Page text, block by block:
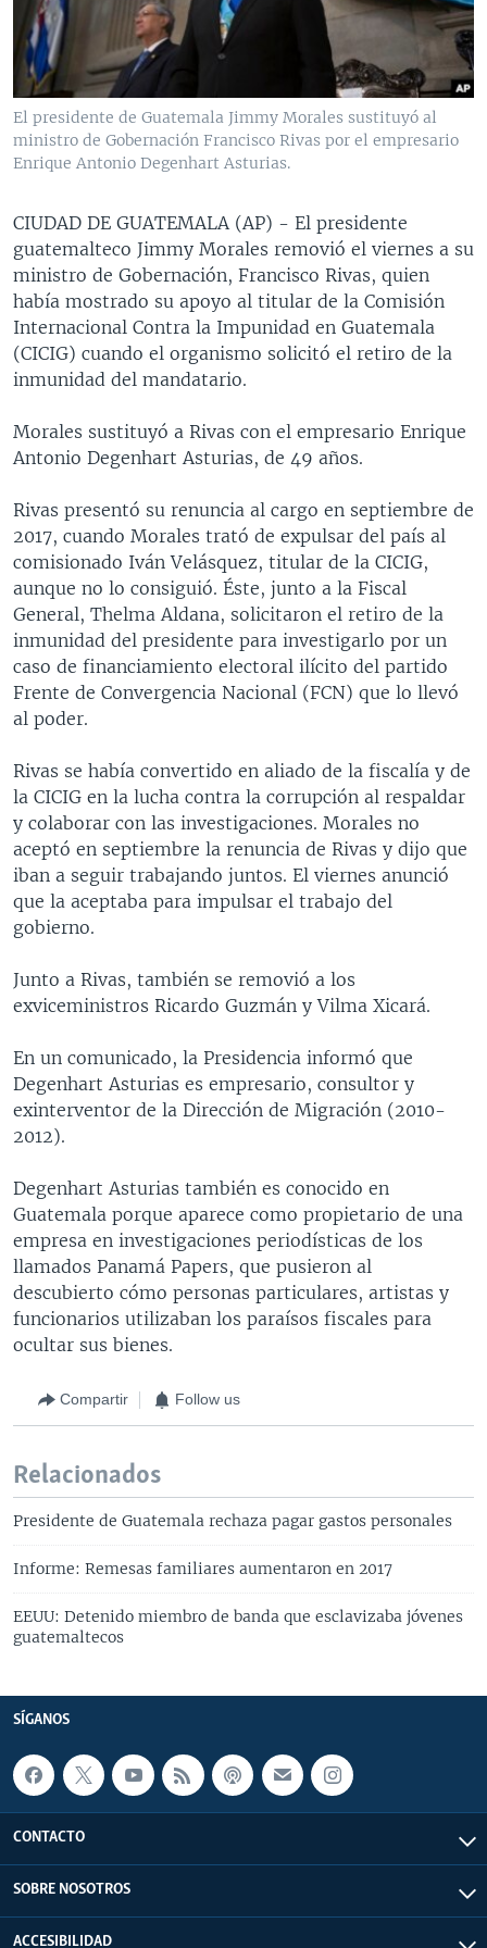
VENEZUELA
BRASIL
NICARAGUA
ECONOMÍA
ENTRETENIMIENTO Y CULTURA
TECNOLOGÍA
DEPORTES
CIENCIA Y SALUD
MULTIMEDIA
VIDEOS
FOTOGRAFÍA
AUDIOS
PROGRAMAS TV
EL MUNDO AL DÍA
FORO INTERAMERICANO
VISIÓN 360
LAS CLAVES
PANORAMA
RADIO
AVANCE INFORMATIVO
AUDIONOTICIAS
BUENOS DÍAS AMÉRICA
ESTADOS UNIDOS AL DÍA
EL MUNDO AL DÍA [RADIO]
FORO [RADIO]
DEPORTIVO INTERNACIONAL
ENTRETENIMIENTO
DIRECT
DOCUMENTALES DE LA VOA
Learning English
SÍGANOS
El presidente de Guatemala Jimmy Morales sustituyó al
ministro de Gobernación Francisco Rivas por el empresario
Enrique Antonio Degenhart Asturias.
CIUDAD DE GUATEMALA (AP) - El presidente
guatemalteco Jimmy Morales removió el viernes a su
ministro de Gobernación, Francisco Rivas, quien
había mostrado su apoyo al titular de la Comisión
Internacional Contra la Impunidad en Guatemala
(CICIG) cuando el organismo solicitó el retiro de la
inmunidad del mandatario.
Morales sustituyó a Rivas con el empresario Enrique
Antonio Degenhart Asturias, de 49 años.
Rivas presentó su renuncia al cargo en septiembre de
2017, cuando Morales trató de expulsar del país al
comisionado Iván Velásquez, titular de la CICIG,
aunque no lo consiguió. Éste, junto a la Fiscal
General, Thelma Aldana, solicitaron el retiro de la
inmunidad del presidente para investigarlo por un
caso de financiamiento electoral ilícito del partido
Frente de Convergencia Nacional (FCN) que lo llevó
al poder.
Rivas se había convertido en aliado de la fiscalía y de
la CICIG en la lucha contra la corrupción al respaldar
y colaborar con las investigaciones. Morales no
aceptó en septiembre la renuncia de Rivas y dijo que
iban a seguir trabajando juntos. El viernes anunció
que la aceptaba para impulsar el trabajo del
gobierno.
Junto a Rivas, también se removió a los
exviceministros Ricardo Guzmán y Vilma Xicará.
En un comunicado, la Presidencia informó que
Degenhart Asturias es empresario, consultor y
exinterventor de la Dirección de Migración (2010-
2012).
Degenhart Asturias también es conocido en
Guatemala porque aparece como propietario de una
empresa en investigaciones periodísticas de los
llamados Panamá Papers, que pusieron al
descubierto cómo personas particulares, artistas y
funcionarios utilizaban los paraísos fiscales para
ocultar sus bienes.
Compartir Follow us
Relacionados
Presidente de Guatemala rechaza pagar gastos personales
Informe: Remesas familiares aumentaron en 2017
EEUU: Detenido miembro de banda que esclavizaba jóvenes
guatemaltecos
SÍGANOS
CONTACTO
SOBRE NOSOTROS
ACCESIBILIDAD